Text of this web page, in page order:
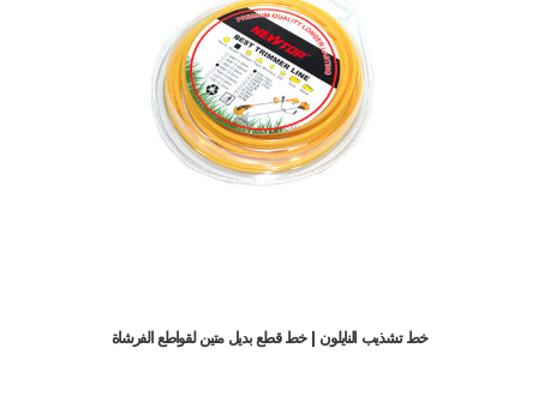
خط تشذيب النايلون | خط قطع بديل متين لقواطع الفرشاة